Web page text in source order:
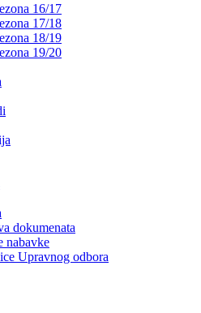
16/17
17/18
18/19
19/20
dokumenata
nabavke
Upravnog odbora